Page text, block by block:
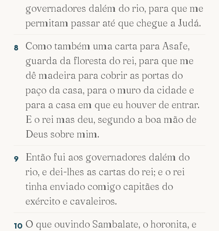
governadores dalém do rio, para que me
permitam passar até que chegue a Judá.
8
Como também uma carta para Asafe,
guarda da floresta do rei, para que me
dê madeira para cobrir as portas do
paço da casa, para o muro da cidade e
para a casa em que eu houver de entrar.
E o rei mas deu, segundo a boa mão de
Deus sobre mim.
9
Então fui aos governadores dalém do
rio, e dei-lhes as cartas do rei; e o rei
tinha enviado comigo capitães do
exército e cavaleiros.
10 O que ouvindo Sambalate, o horonita, e